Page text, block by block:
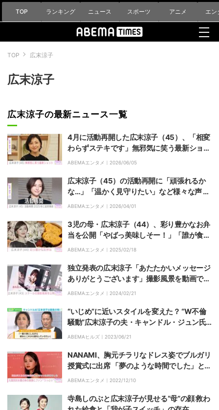
TOP ランキング ニュース スポーツ アニメ エン
TOP 広末涼子
広末涼子
広末涼子の最新ニュース一覧
4月に活動再開した広末涼子（45）、「相変
わらずステキです」無邪気に笑う最新ショッ
トに反響「ホンマ元気そうで良かった！」
ABEMAエンタメ｜ 2026/06/05
広末涼子（45）の活動再開に「頑張れるか
な…」「温かく見守りたい」など様々な声 2
025年4月に追突事故
ABEMAエンタメ｜ 2026/04/01
3児の母・広末涼子（44）、彩り豊かなお弁
当を公開「やばっ美味しそー！」「誰が食べ
るお弁当かな!?」など反響
ABEMAエンタメ｜ 2025/02/18
独立発表の広末涼子「あたたかいメッセージ
ありがとうございます」撮影風景を動画で公
開
ABEMAエンタメ｜ 2024/02/21
“いじめ”に近いスタイルを変えた？ “W不倫
騒動”広末涼子の夫・キャンドル・ジュン氏
の「異例の会見」に注目
ABEMAヒルズ｜ 2023/06/21
NANAMI、胸元チラリなドレス姿でブルガリ
授賞式に出席 「夢のような時間でした」と感
銘
ABEMAエンタメ｜ 2022/12/10
寺島しのぶと広末涼子が見せる“母”の顔 救わ